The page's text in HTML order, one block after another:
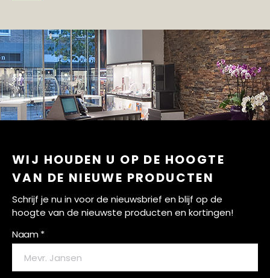
WIJ HOUDEN U OP DE HOOGTE
VAN DE NIEUWE PRODUCTEN
Schrijf je nu in voor de nieuwsbrief en blijf op de
hoogte van de nieuwste producten en kortingen!
Naam *